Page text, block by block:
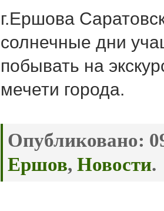
г.Ершова
солнечные дни
побывать на
мечети города.
Опубликовано:
Ершов, Новости.